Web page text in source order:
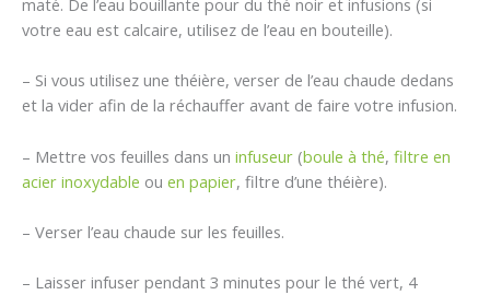
votre eau est calcaire, utilisez de l’eau en bouteille).
– Si vous utilisez une théière, verser de l’eau chaude dedans
et la vider afin de la réchauffer avant de faire votre infusion.
– Mettre vos feuilles dans un infuseur (boule à thé, filtre en
acier inoxydable ou en papier, filtre d’une théière).
– Verser l’eau chaude sur les feuilles.
– Laisser infuser pendant 3 minutes pour le thé vert, 4